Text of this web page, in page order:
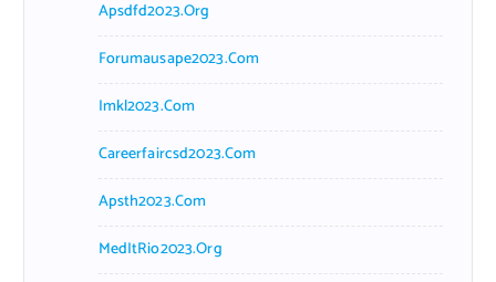
Apsdfd2023.org
Forumausape2023.com
Imkl2023.com
Careerfaircsd2023.com
Apsth2023.com
MedItRio2023.org